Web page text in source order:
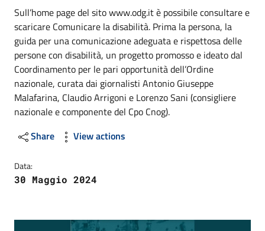
Sull’home page del sito www.odg.it è possibile consultare e
scaricare Comunicare la disabilità. Prima la persona, la
guida per una comunicazione adeguata e rispettosa delle
persone con disabilità, un progetto promosso e ideato dal
Coordinamento per le pari opportunità dell’Ordine
nazionale, curata dai giornalisti Antonio Giuseppe
Malafarina, Claudio Arrigoni e Lorenzo Sani (consigliere
nazionale e componente del Cpo Cnog).
Share
View actions
Data:
30 Maggio 2024